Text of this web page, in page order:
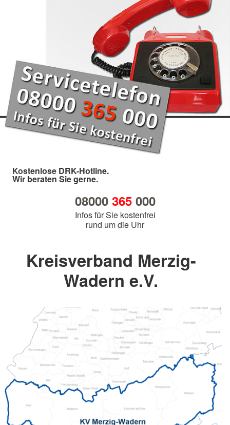
Kostenlose DRK-Hotline.
Wir beraten Sie gerne.
08000 365000
Infos für Sie kostenfrei
rund um die Uhr
Kreisverband Merzig-
Wadern e.V.